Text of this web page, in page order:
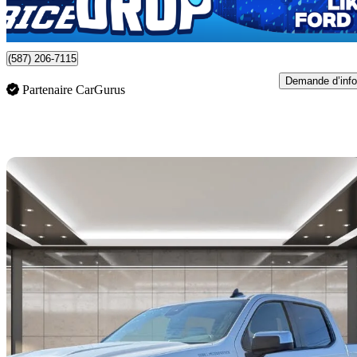
832 $/mois env.
Calgary, AB
(587) 206-7115
Partenaire CarGurus
Demande d’info